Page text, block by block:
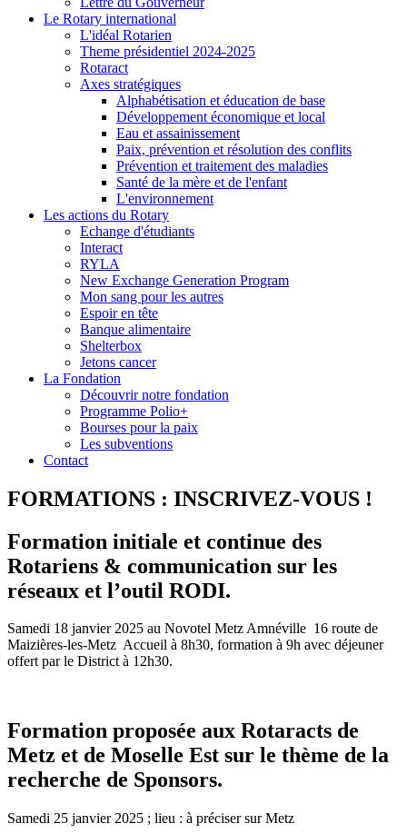
Le Rotary international
L'idéal Rotarien
Theme présidentiel 2024-2025
Rotaract
Axes stratégiques
Alphabétisation et éducation de base
Développement économique et local
Eau et assainissement
Paix, prévention et résolution des conflits
Prévention et traitement des maladies
Santé de la mère et de l'enfant
L'environnement
Les actions du Rotary
Echange d'étudiants
Interact
RYLA
New Exchange Generation Program
Mon sang pour les autres
Espoir en tête
Banque alimentaire
Shelterbox
Jetons cancer
La Fondation
Découvrir notre fondation
Programme Polio+
Bourses pour la paix
Les subventions
Contact
FORMATIONS : INSCRIVEZ-VOUS !
Formation initiale et continue des
Rotariens & communication sur les
réseaux et l’outil RODI.
Samedi 18 janvier 2025 au Novotel Metz Amnéville 16 route de
Maizières-les-Metz Accueil à 8h30, formation à 9h avec déjeuner
offert par le District à 12h30.
Formation proposée aux Rotaracts de
Metz et de Moselle Est sur le thème de la
recherche de Sponsors.
Samedi 25 janvier 2025 ; lieu : à préciser sur Metz